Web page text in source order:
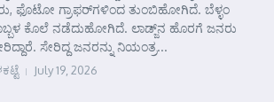
ಫೊಟೋ ಗ್ರಾಫರ್‌ಗಳಿಂದ ತುಂಬಿಹೋಗಿದೆ. ಬೆಳ್ಳಂ
ಕೊಲೆ ನಡೆದುಹೋಗಿದೆ. ಲಾಡ್ಜ್‌ನ ಹೊರಗೆ ಜನರು
ಸೇರಿದ್ದ ಜನರನ್ನು ನಿಯಂತ್ರ...
July 19, 2026